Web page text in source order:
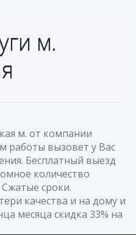
м.
м. от компании
работы вызовет у Вас
Бесплатный выезд
количество
сроки.
качества и на дому и
месяца скидка 33% на